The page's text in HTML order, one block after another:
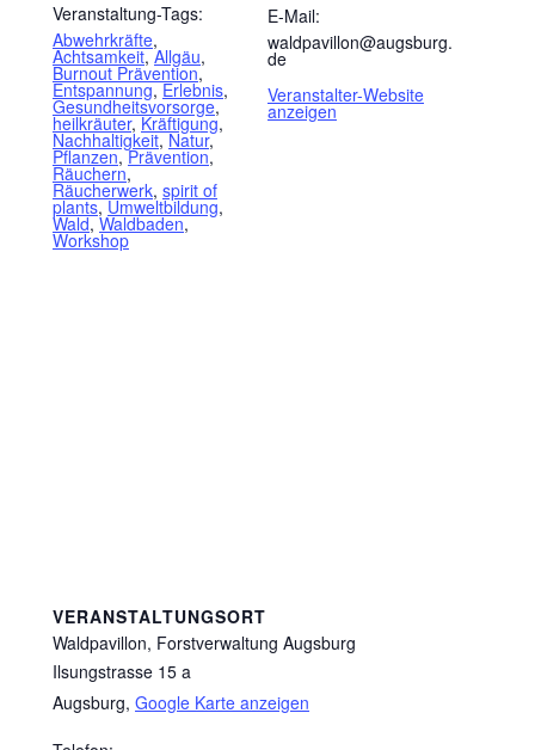
Veranstaltung-Tags:
Abwehrkräfte,
Achtsamkeit,Allgäu,
Burnout Prävention,
Entspannung,Erlebnis,
Gesundheitsvorsorge,
heilkräuter,Kräftigung,
Nachhaltigkeit,Natur,
Pflanzen,Prävention,
Räuchern,
Räucherwerk, spirit of
plants,Umweltbildung,
Wald,Waldbaden,
Workshop
E-Mail:
waldpavillon@augsburg.
de
Veranstalter-Website
anzeigen
VERANSTALTUNGSORT
Waldpavillon, Forstverwaltung Augsburg
Ilsungstrasse 15 a
Augsburg, Google Karte anzeigen